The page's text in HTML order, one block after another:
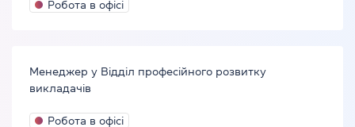
Робота в офісі
Менеджер у Відділ професійного розвитку
викладачів
Робота в офісі